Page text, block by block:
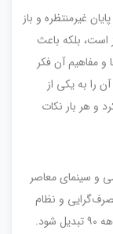
غیرمنتظره و باز
است، بلکه باعث
و مفاهیم آن فکر
را به یکی از
و هر بار نکات
و سینمای معاصر
و نظام
سرمایه‌داری، توانسته به یکی از نمادهای فرهنگی دهه ۹۰ تبدیل شود.